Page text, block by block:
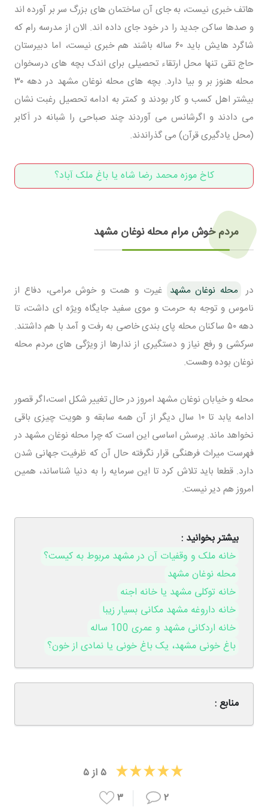
هاتف خبری نیست، به جای آن ساختمان های بزرگ سر بر آورده اند
و صدها ساکن جدید را در خود جای داده اند. الان از مدرسه رام که
شاگرد هایش باید ۶۰ ساله باشند هم خبری نیست، اما دبیرستان
حاج تقی تنها محل ارتقاء تحصیلی برای اندک بچه های درسخوان
محله هنوز بر و بیا دارد. بچه های محله نوغان مشهد در دهه ۳۰
بیشتر اهل کسب و کار بودند و کمتر به ادامه تحصیل رغبت نشان
می دادند و اگرشانس می آوردند چند صباحی را شبانه در اَکابر
(محل یادگیری قرآن) می گذراندند.
کاخ موزه محمد رضا شاه یا باغ ملک آباد؟
مردم خوش مرام محله نوغان مشهد
در محله نوغان مشهد غیرت و همت و خوش مرامی، دفاع از
ناموس و توجه به حرمت و موی سفید جایگاه ویژه ای داشت، تا
دهه ۵۰ ساکنان محله پای بندی خاصی به رفت و آمد با هم داشتند.
سرکشی و رفع نیاز و دستگیری از ندارها از ویژگی های مردم محله
نوغان بوده وهست.
محله و خیابان نوغان مشهد امروز در حال تغییر شکل است،اگر قصور
ادامه یابد تا ۱۰ سال دیگر از آن همه سابقه و هویت چیزی باقی
نخواهد ماند. پرسش اساسی این است که چرا محله نوغان مشهد در
فهرست میراث فرهنگی قرار نگرفته حال آن که ظرفیت جهانی شدن
دارد. قطعا باید تلاش کرد تا این سرمایه را به دنیا شناساند، همین
امروز هم دیر نیست.
بیشتر بخوانید :
خانه ملک و وقفیات آن در مشهد مربوط به کیست؟
محله نوغان مشهد
خانه توکلی مشهد یا خانه اجنه
خانه داروغه مشهد مکانی بسیار زیبا
خانه اردکانی مشهد و عمری 100 ساله
باغ خونی مشهد، یک باغ خونی یا نمادی از خون؟
منابع :
۵از۵
۲
۳